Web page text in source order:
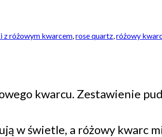
z różowym kwarcem,rose quartz,różowy kwarc
kwarcu. Zestawienie p
w świetle, a różowy kwarc